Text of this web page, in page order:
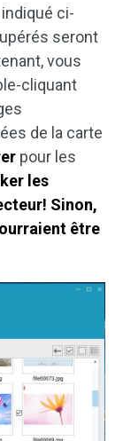
ci-
seront
vous
cliquant
de la carte
pour les
les
Sinon,
être